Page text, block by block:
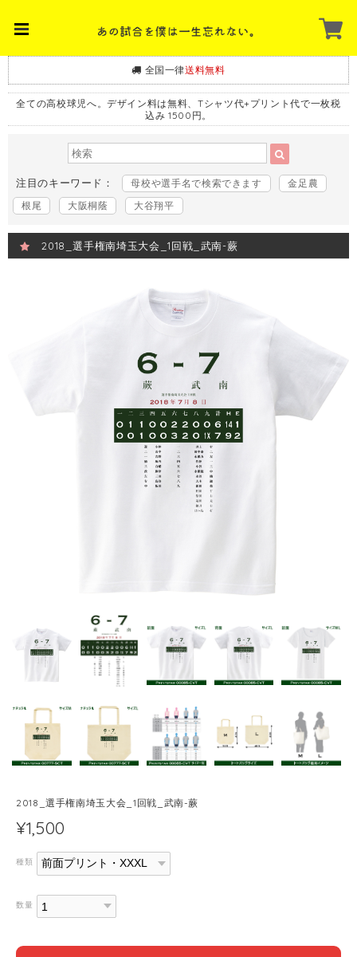
全国一律送料無料
全ての高校球児へ。デザイン料は無料、Tシャツ代+プリント代で一枚税
込み 1500円。
注目のキーワード： 母校や選手名で検索できます
金足農
根尾
大阪桐蔭 大谷翔平
2018_選手権南埼玉大会_1回戦_武南-蕨
2018_選手権南埼玉大会_1回戦_武南-蕨
¥1,500
種類
数量